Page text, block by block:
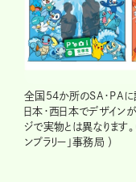
全国54か所のSA・PAに
日本・西日本でデザイン
ジで実物とは異なります
ンプラリー」事務局 ）